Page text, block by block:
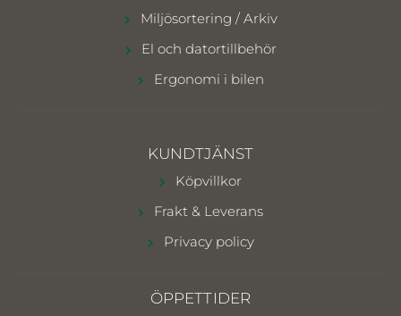
Miljösortering / Arkiv
El och datortillbehör
Ergonomi i bilen
KUNDTJÄNST
Köpvillkor
Frakt & Leverans
Privacy policy
ÖPPETTIDER